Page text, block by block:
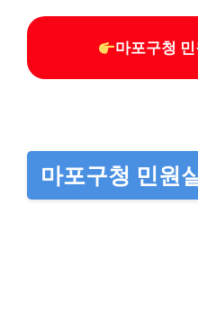
마포구청
마포구청 민원